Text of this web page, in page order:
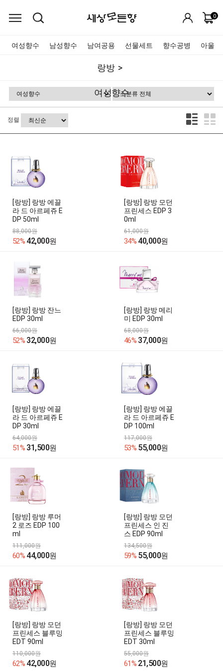
0
여성향수 남성향수 남여공용 선물세트 향수공병 아울렛
랑방
여성향수
정렬
[랑방] 랑방 에끌
라 드 아르페쥬 E
DP 50ml
88,000원
52% 42,000원
[랑방] 랑방 모던
프린세스 EDP 3
0ml
61,000원
34% 40,000원
[랑방] 랑방 잔느
EDP 30ml
66,000원
52% 32,000원
[랑방] 랑방 메리
미 EDP 30ml
68,000원
46% 37,000원
[랑방] 랑방 에끌
라 드 아르페쥬 E
DP 30ml
64,000원
51% 31,500원
[랑방] 랑방 에끌
라 드 아르페쥬 E
DP 100ml
117,000원
53% 55,000원
[랑방] 랑방 루머
2 로즈 EDP 100
ml
111,000원
60% 44,000원
[랑방] 랑방 모던
프린세스 인 진
스 EDP 90ml
134,500원
59% 55,000원
[랑방] 랑방 모던
프린세스 블루밍
EDT 90ml
110,000원
62% 42,000원
[랑방] 랑방 모던
프린세스 블루밍
EDT 30ml
55,000원
61% 21,500원